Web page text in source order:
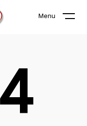
Menunon
4